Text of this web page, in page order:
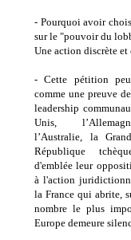
- Pourquoi avoir
sur le "pouvoir du
Une action discrète
- Cette pétition
comme une preuve
leadership
Unis,
l’Australie, la
République
d'emblée leur
à l'action
la France qui abrite,
nombre le plus
Europe demeure